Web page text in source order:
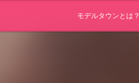
モデルタウンとは？